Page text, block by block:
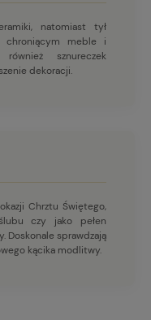
natomiast tył
chroniącym meble i
sznureczek
dekoracji.
Chrztu Świętego,
czy jako pełen
Doskonale sprawdzają
kącika modlitwy.